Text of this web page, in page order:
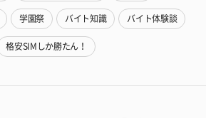
学園祭 バイト知識 バイト体験談
格安SIMしか勝たん！